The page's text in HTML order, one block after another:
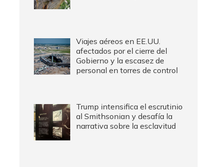
Viajes aéreos en EE.UU.
afectados por el cierre del
Gobierno y la escasez de
personal en torres de control
Trump intensifica el escrutinio
al Smithsonian y desafía la
narrativa sobre la esclavitud